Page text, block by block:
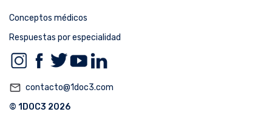
Conceptos médicos
Respuestas por especialidad
mail_outline contacto@1doc3.com
© 1DOC3 2026